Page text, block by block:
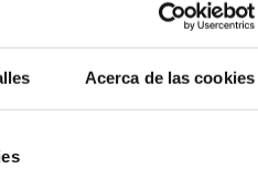
Acerca de las cookies